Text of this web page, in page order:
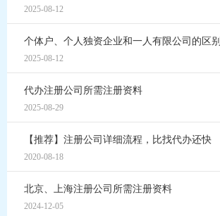
2025-08-12
个体户、个人独资企业和一人有限公司的区别
2025-08-12
代办注册公司所需注册资料
2025-08-29
【推荐】注册公司详细流程，比找代办还快
2020-08-18
北京、上海注册公司所需注册资料
2024-12-05